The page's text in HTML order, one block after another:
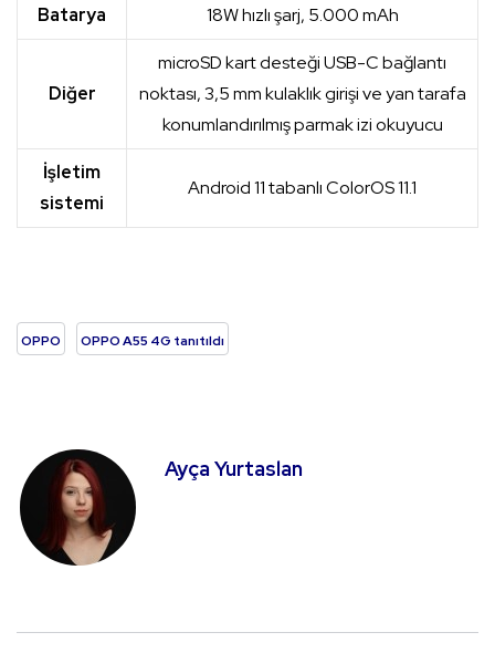
Batarya 18W hızlı şarj, 5.000 mAh
Diğer
microSD kart desteği USB-C bağlantı
noktası, 3,5 mm kulaklık girişi ve yan tarafa
konumlandırılmış parmak izi okuyucu
İşletim
sistemi
Android 11 tabanlı ColorOS 11.1
OPPO OPPO A55 4G tanıtıldı
Ayça Yurtaslan